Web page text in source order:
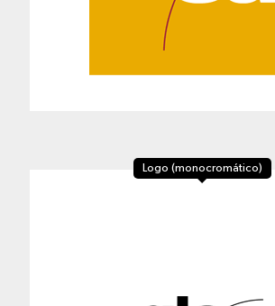
Logo (monocromático)